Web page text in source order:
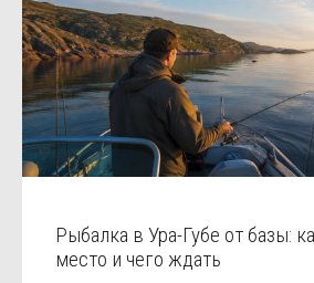
Рыбалка в Ура-Губе от базы:
место и чего ждать